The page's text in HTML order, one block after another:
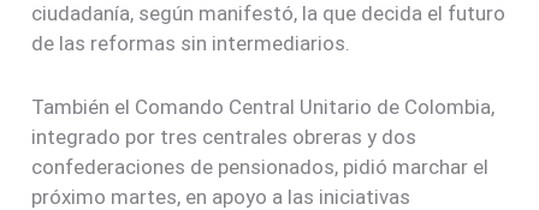
ciudadanía, según manifestó, la que decida el futuro
de las reformas sin intermediarios.
También el Comando Central Unitario de Colombia,
integrado por tres centrales obreras y dos
confederaciones de pensionados, pidió marchar el
próximo martes, en apoyo a las iniciativas